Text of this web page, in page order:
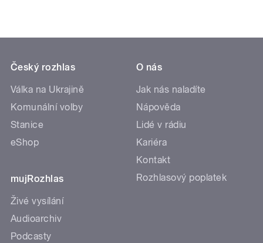
Český rozhlas
Válka na Ukrajině
Komunální volby
Stanice
eShop
mujRozhlas
Živé vysílání
Audioarchiv
Podcasty
O nás
Jak nás naladíte
Nápověda
Lidé v rádiu
Kariéra
Kontakt
Rozhlasový poplatek